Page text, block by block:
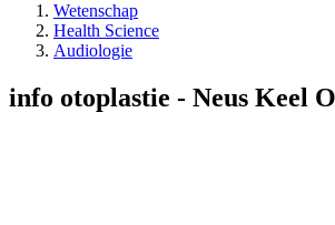
Wetenschap
Health Science
Audiologie
info otoplastie - Neus Keel